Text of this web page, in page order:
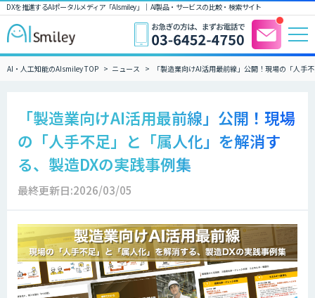
DXを推進するAIポータルメディア「AIsmiley」｜ AI製品・サービスの比較・検索サイト
AI・人工知能のAIsmiley TOP ニュース 「製造業向けAI活用最前線」公開！現場の「人手
「製造業向けAI活用最前線」公開！現場
の「人手不足」と「属人化」を解消す
る、製造DXの実践事例集
最終更新日:2026/03/05